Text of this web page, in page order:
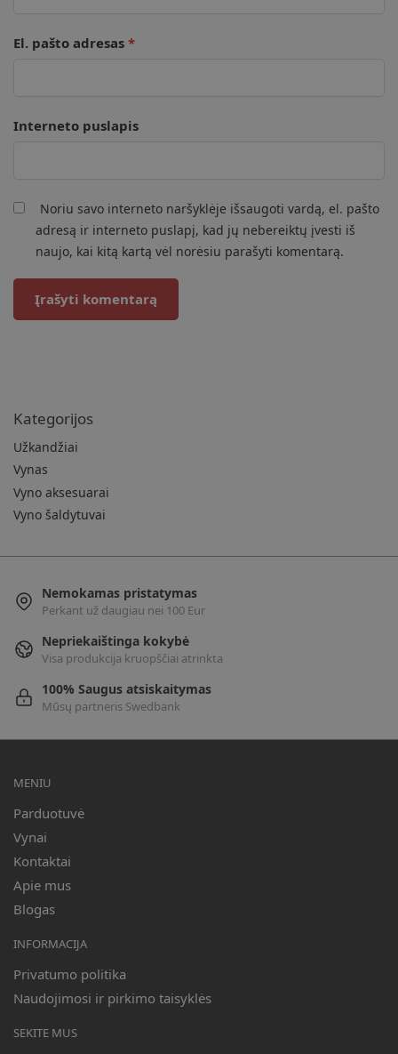
El. pašto adresas *
Interneto puslapis
Noriu savo interneto naršyklėje išsaugoti vardą, el. pašto
adresą ir interneto puslapį, kad jų nebereiktų įvesti iš
naujo, kai kitą kartą vėl norėsiu parašyti komentarą.
Kategorijos
Užkandžiai
Vynas
Vyno aksesuarai
Vyno šaldytuvai
Nemokamas pristatymas
Perkant už daugiau nei 100 Eur
Nepriekaištinga kokybė
Visa produkcija kruopščiai atrinkta
100% Saugus atsiskaitymas
Mūsų partneris Swedbank
MENIU
Parduotuvė
Vynai
Kontaktai
Apie mus
Blogas
INFORMACIJA
Privatumo politika
Naudojimosi ir pirkimo taisyklės
SEKITE MUS